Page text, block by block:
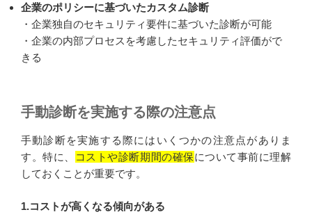
企業のポリシーに基づいたカスタム診断
・企業独自のセキュリティ要件に基づいた診断が可能
・企業の内部プロセスを考慮したセキュリティ評価がで
きる
手動診断を実施する際の注意点
手動診断を実施する際にはいくつかの注意点がありま
す。特に、
コストや診断期間の確保について事前に理解
しておくことが重要です。
1.コストが高くなる傾向がある